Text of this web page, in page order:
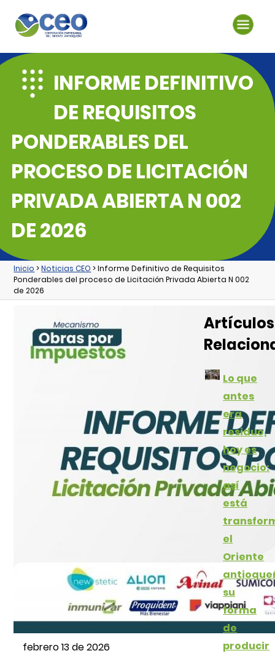
INFORME DEFINITIVO
DE REQUISITOS
PONDERABLES DEL
PROCESO DE LICITACIÓN
PRIVADA ABIERTA N 002
DE 2026
Inicio >Noticias CEO > Informe Definitivo de Requisitos
Ponderables del proceso de Licitación Privada Abierta N 002
de 2026
febrero 13 de 2026
Artículos
Lo que
antes
era
residuo,
hoy es
negocio:
así
está
el
Oriente
su
forma
de
producir